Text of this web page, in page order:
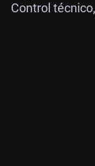
Control